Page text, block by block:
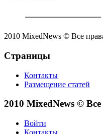
2010 MixedNews © Все
Страницы
Контакты
Размещение статей
2010 MixedNews ©
Войти
Контакты